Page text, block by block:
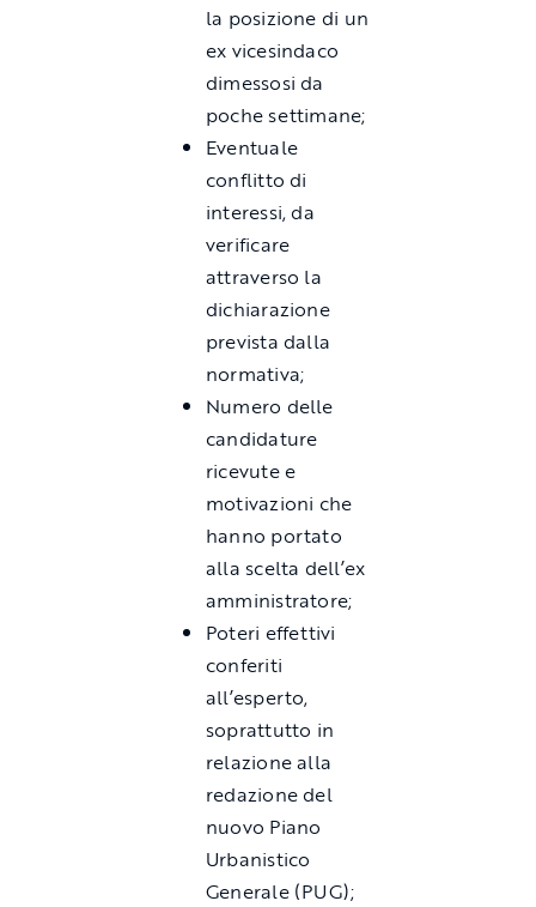
la posizione di un
ex vicesindaco
dimessosi da
poche settimane;
Eventuale
conflitto di
interessi, da
verificare
attraverso la
dichiarazione
prevista dalla
normativa;
Numero delle
candidature
ricevute e
motivazioni che
hanno portato
alla scelta dell’ex
amministratore;
Poteri effettivi
conferiti
all’esperto,
soprattutto in
relazione alla
redazione del
nuovo Piano
Urbanistico
Generale (PUG);